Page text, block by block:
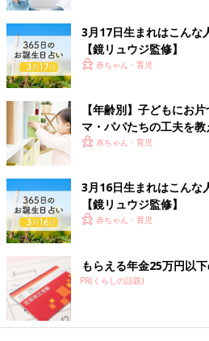
ラブ編集部)
監修／小﨑恭弘先生
大阪教育大学教育学部教員養成課程
宮市初の男性保育士として活躍した
法人「ファザーリング・ジャパン」
父。
3月17日生まれはこん
【鏡リュウジ監修】
赤ちゃん・育児
【年齢別】子どもにお
マ・パパたちの工夫を教
赤ちゃん・育児
3月16日生まれはこん
【鏡リュウジ監修】
赤ちゃん・育児
もらえる年金25万円以
PR(くらしの話題)